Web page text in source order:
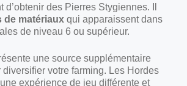
d’obtenir des Pierres Stygiennes. Il
de matériaux qui apparaissent dans
de niveau 6 ou supérieur.
une source supplémentaire
diversifier votre farming. Les Hordes
expérience de jeu différente et